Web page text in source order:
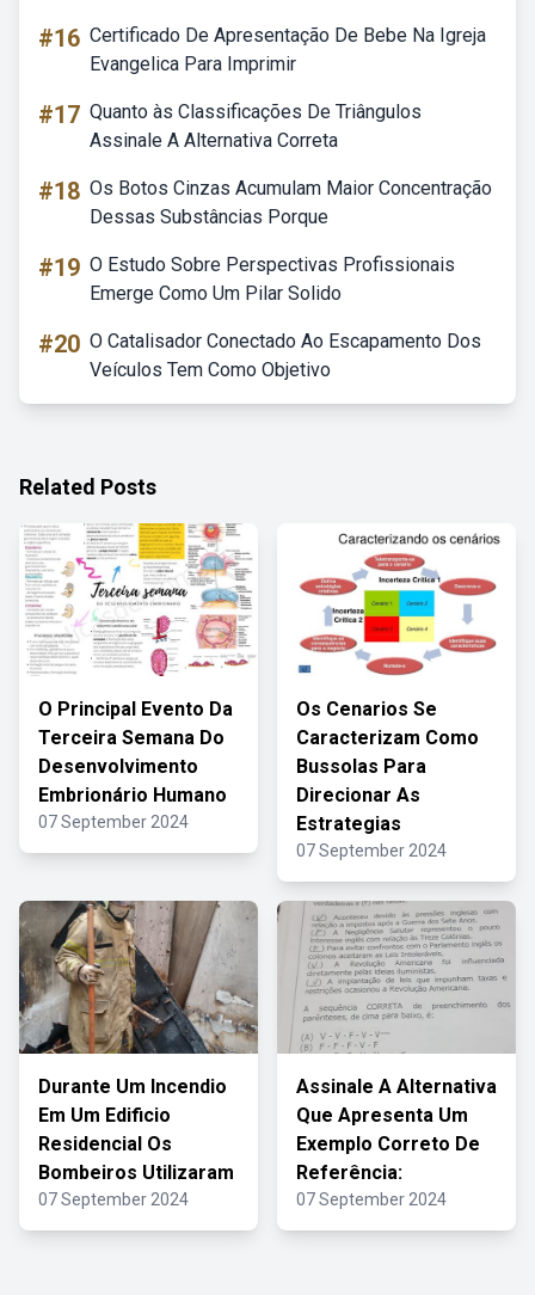
#16 Certificado De Apresentação De Bebe Na Igreja
Evangelica Para Imprimir
#17 Quanto às Classificações De Triângulos
Assinale A Alternativa Correta
#18 Os Botos Cinzas Acumulam Maior Concentração
Dessas Substâncias Porque
#19 O Estudo Sobre Perspectivas Profissionais
Emerge Como Um Pilar Solido
#20 O Catalisador Conectado Ao Escapamento Dos
Veículos Tem Como Objetivo
Related Posts
O Principal Evento Da
Terceira Semana Do
Desenvolvimento
Embrionário Humano
07 September 2024
Os Cenarios Se
Caracterizam Como
Bussolas Para
Direcionar As
Estrategias
07 September 2024
Durante Um Incendio
Em Um Edificio
Residencial Os
Bombeiros Utilizaram
07 September 2024
Assinale A Alternativa
Que Apresenta Um
Exemplo Correto De
Referência:
07 September 2024